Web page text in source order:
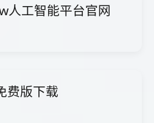
人工智能平台官网
费版下载